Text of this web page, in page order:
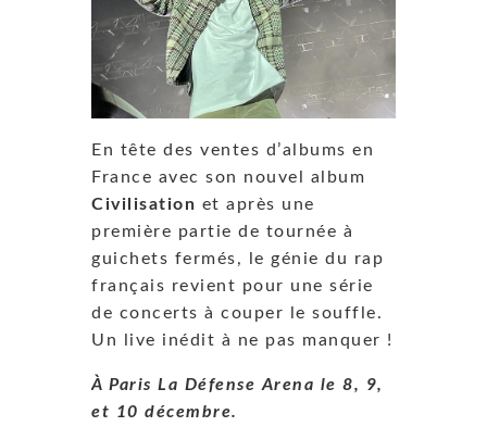
En tête des ventes d’albums en
France avec son nouvel album
Civilisation et après une
première partie de tournée à
guichets fermés, le génie du rap
français revient pour une série
de concerts à couper le souffle.
Un live inédit à ne pas manquer !
À Paris La Défense Arena le 8, 9,
et 10 décembre.